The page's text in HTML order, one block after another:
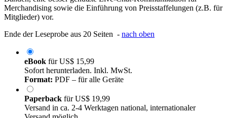
Merchandising sowie die Einführung von Preisstaffelungen (z.B. für
Mitglieder) vor.
Ende der Leseprobe aus 20 Seiten - nach oben
eBook fürUS$ 15,99
Sofort herunterladen. Inkl. MwSt.
Format: PDF – für alle Geräte
Paperback fürUS$ 19,99
Versand in ca. 2-4 Werktagen national, internationaler